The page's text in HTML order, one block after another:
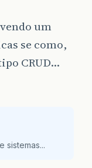
um
se como,
CRUD…
sistemas...